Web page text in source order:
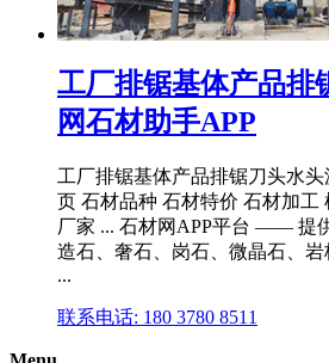
工厂排锯基体产品排
网石材助手APP
工厂排锯基体产品排锯刀头水
页 石材品种 石材特价 石材加工
厂家 ... 石材网APP平台 —— 提
造石、奢石、岗石、微晶石、
...
联系电话: 180 3780 8511